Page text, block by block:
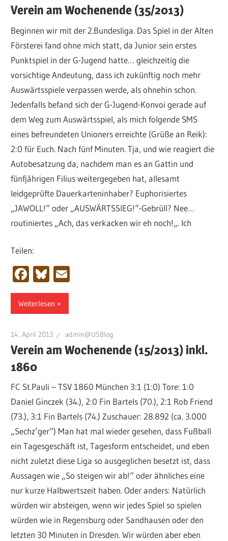
Verein am Wochenende (35/2013)
Beginnen wir mit der 2.Bundesliga. Das Spiel in der Alten
Försterei fand ohne mich statt, da Junior sein erstes
Punktspiel in der G-Jugend hatte… gleichzeitig die
vorsichtige Andeutung, dass ich zukünftig noch mehr
Auswärtsspiele verpassen werde, als ohnehin schon.
Jedenfalls befand sich der G-Jugend-Konvoi gerade auf
dem Weg zum Auswärtsspiel, als mich folgende SMS
eines befreundeten Unioners erreichte (Grüße an Reik):
2:0 für Euch. Nach fünf Minuten. Tja, und wie reagiert die
Autobesatzung da, nachdem man es an Gattin und
fünfjährigen Filius weitergegeben hat, allesamt
leidgeprüfte Dauerkarteninhaber? Euphorisiertes
„JAWOLL!“ oder „AUSWÄRTSSIEG!“-Gebrüll? Nee…
routiniertes „Ach, das verkacken wir eh noch!„. Ich
Teilen:
Facebook
Bluesky
Weiterlesen
14. April 2013 admin@USBlog
Verein am Wochenende (15/2013) inkl.
1860
FC St.Pauli – TSV 1860 München 3:1 (1:0) Tore: 1:0
Daniel Ginczek (34.), 2:0 Fin Bartels (70.), 2:1 Rob Friend
(73.), 3:1 Fin Bartels (74.) Zuschauer: 28.892 (ca. 3.000
„Sechz’ger“) Man hat mal wieder gesehen, dass Fußball
ein Tagesgeschäft ist, Tagesform entscheidet, und eben
nicht zuletzt diese Liga so ausgeglichen besetzt ist, dass
Aussagen wie „So steigen wir ab!“ oder ähnliches eine
nur kurze Halbwertszeit haben. Oder anders: Natürlich
würden wir absteigen, wenn wir jedes Spiel so spielen
würden wie in Regensburg oder Sandhausen oder den
letzten 30 Minuten in Dresden. Wir würden aber eben